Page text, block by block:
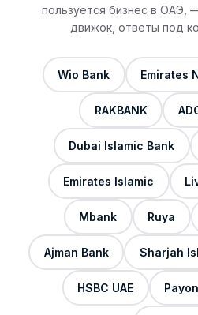
пользуется бизнес в ОАЭ,
движок, ответы под
Wio Bank Emirates
RAKBANK
Dubai Islamic Bank
Emirates Islamic
Mbank Ruya
Ajman Bank Sharjah
HSBC UAE